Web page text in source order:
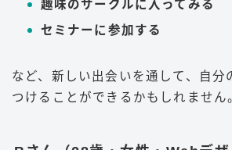
趣味のサークルに入ってみる
セミナーに参加する
など、新しい出会いを通して、自分
つけることができるかもしれません